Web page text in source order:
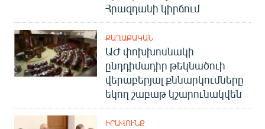
Հրազդանի կիրճում
ՔԱՂԱՔԱԿԱՆ
ԱԺ փոխխոսնակի
ընդդիմադիր թեկնածուի
վերաբերյալ քննարկումները
եկող շաբաթ կշարունակվեն
ԻՐԱՎՈՒՆՔ